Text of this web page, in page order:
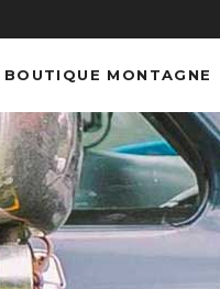
BOUTIQUE MONTAGNE